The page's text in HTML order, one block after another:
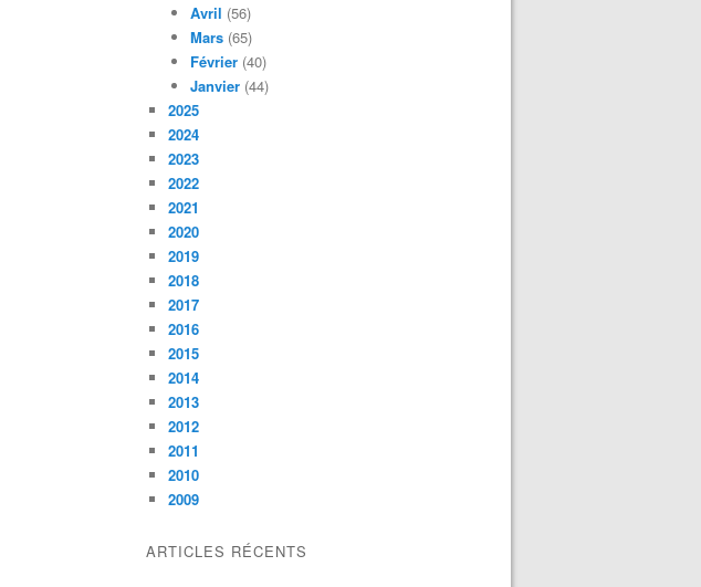
Avril (56)
Mars (65)
Février (40)
Janvier (44)
2025
2024
2023
2022
2021
2020
2019
2018
2017
2016
2015
2014
2013
2012
2011
2010
2009
ARTICLES RÉCENTS